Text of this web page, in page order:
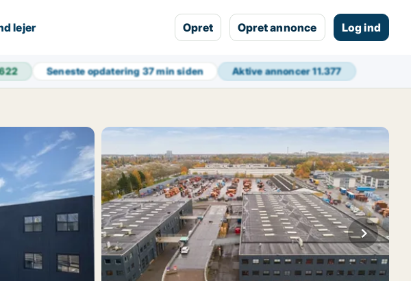
lejer Opret Opret annonce Log ind
Seneste opdatering37 min siden Aktive annoncer11.377